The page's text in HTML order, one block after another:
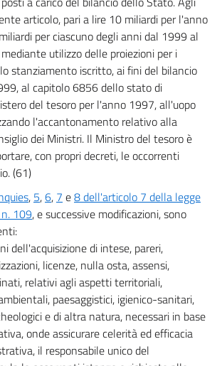
articolo, pari a lire 10 miliardi per l'anno
per ciascuno degli anni dal 1999 al
utilizzo delle proiezioni per i
stanziamento iscritto, ai fini del bilancio
al capitolo 6856 dello stato di
del tesoro per l'anno 1997, all'uopo
l'accantonamento relativo alla
dei Ministri. Il Ministro del tesoro è
con propri decreti, le occorrenti
(61)
, 5,6, 7 e8 dell'articolo 7 della legge
109, e successive modificazioni, sono
dell'acquisizione di intese, pareri,
licenze, nulla osta, assensi,
relativi agli aspetti territoriali,
paesaggistici, igienico-sanitari,
e di altra natura, necessari in base
onde assicurare celerità ed efficacia
il responsabile unico del